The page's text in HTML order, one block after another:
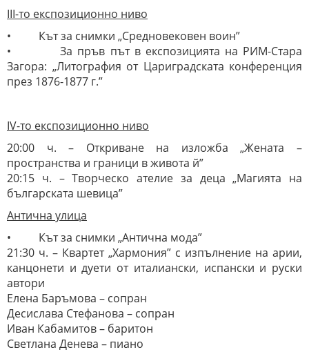
III-то експозиционно ниво
• Кът за снимки „Средновековен воин”
• За пръв път в експозицията на РИМ-Стара
Загора: „Литография от Цариградската конференция
през 1876-1877 г.”
IV-то експозиционно ниво
20:00 ч. – Откриване на изложба „Жената –
пространства и граници в живота й”
20:15 ч. – Творческо ателие за деца „Магията на
българската шевица”
Антична улица
• Кът за снимки „Антична мода”
21:30 ч. – Квартет „Хармония” с изпълнение на арии,
канцонети и дуети от италиански, испански и руски
автори
Елена Баръмова – сопран
Десислава Стефанова – сопран
Иван Кабамитов – баритон
Светлана Денева – пиано